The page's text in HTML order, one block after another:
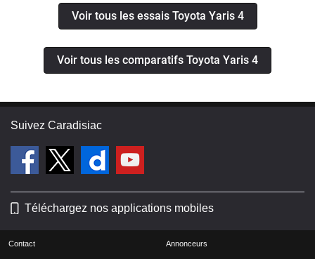
Voir tous les essais Toyota Yaris 4
Voir tous les comparatifs Toyota Yaris 4
Suivez Caradisiac
Téléchargez nos applications mobiles
Contact Annonceurs